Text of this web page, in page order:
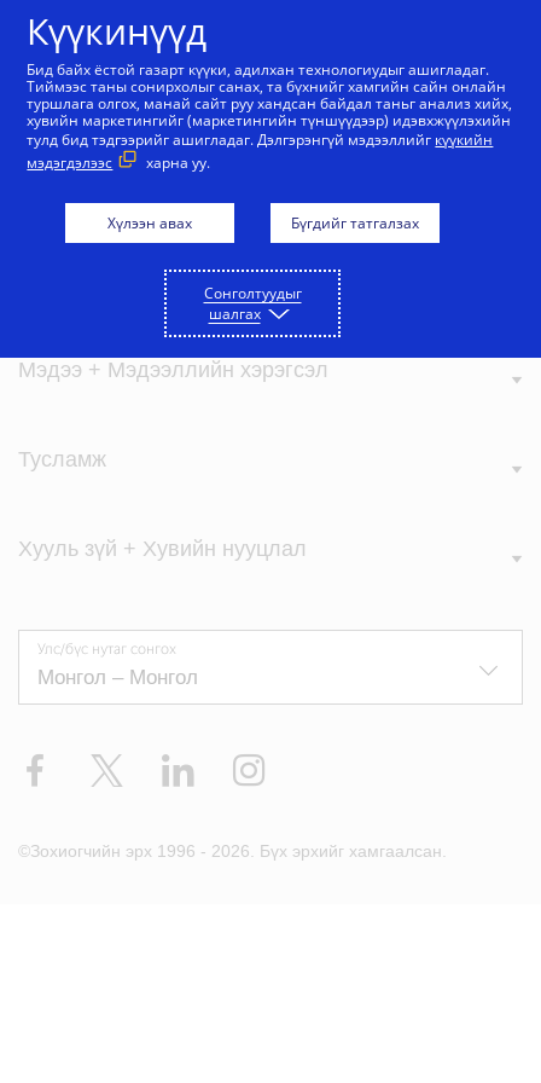
Бидний үнэ цэнэ
Мэдээ + Мэдээллийн хэрэгсэл
Тусламж
Хууль зүй + Хувийн нууцлал
Улс/бүс нутаг сонгох
Facebook LinkedIn
©Зохиогчийн эрх 1996 - 2026. Бүх эрхийг хамгаалсан.
Күүкинүүд
Бид байх ёстой газарт күүки, адилхан технологиудыг ашигладаг.
Тиймээс таны сонирхолыг санах, та бүхнийг хамгийн сайн онлайн
туршлага олгох, манай сайт руу хандсан байдал таньг анализ хийх,
хувийн маркетингийг (маркетингийн түншүүдээр) идэвхжүүлэхийн
тулд бид тэдгээрийг ашигладаг. Дэлгэрэнгүй мэдээллийг күүкийн
мэдэгдэлээс
харна уу.
Хүлээн авах Бүгдийг татгалзах
Сонголтуудыг
шалгах